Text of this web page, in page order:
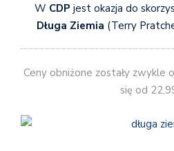
W CDP jest okazja do
Długa Ziemia (Terry
Ceny obniżone zostały zwykle
się od